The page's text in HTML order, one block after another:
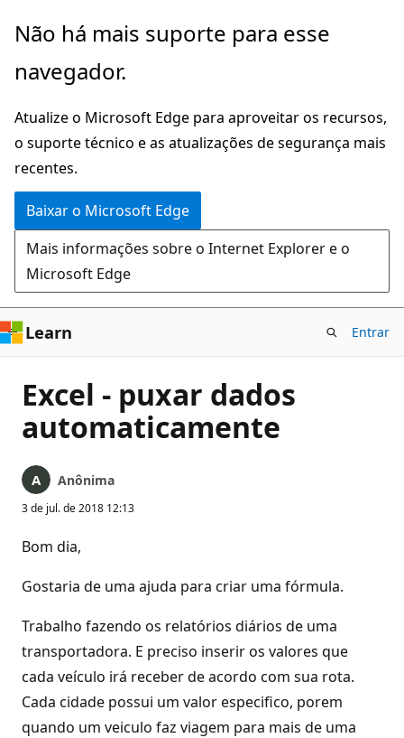
Pular
o
principal
Não há mais suporte para esse
navegador.
Atualize o Microsoft Edge para aproveitar os recursos,
o suporte técnico e as atualizações de segurança mais
recentes.
Baixar o Microsoft Edge
Mais informações sobre o Internet Explorer e o
Microsoft Edge
Learn Entrar
Excel - puxar dados
automaticamente
Anônima
3 de jul. de 2018 12:13
Bom dia,
Gostaria de uma ajuda para criar uma fórmula.
Trabalho fazendo os relatórios diários de uma
transportadora. E preciso inserir os valores que
cada veículo irá receber de acordo com sua rota.
Cada cidade possui um valor especifico, porem
quando um veiculo faz viagem para mais de uma